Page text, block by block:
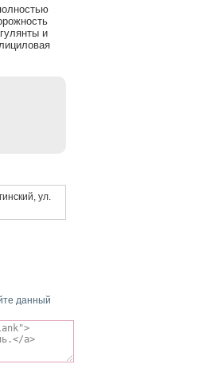
и
ул.
данный